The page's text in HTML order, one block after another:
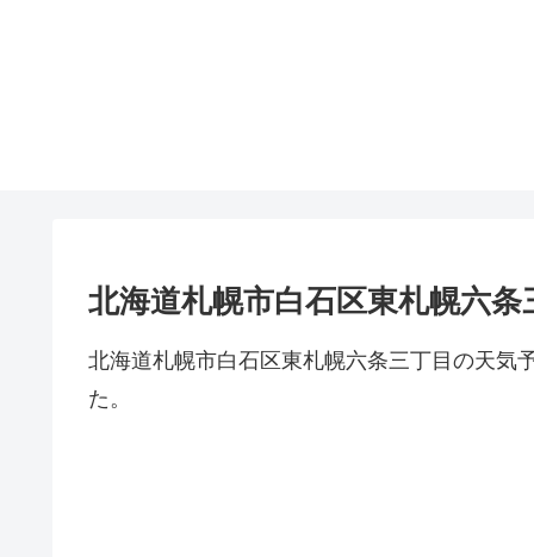
北海道札幌市白石区東札幌六
北海道札幌市白石区東札幌六条三丁目の天気
た。